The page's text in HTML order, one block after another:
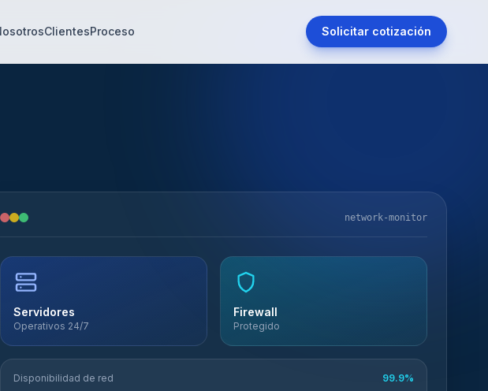
ClientesProceso Solicitar cotización
network-monitor
Servidores
Operativos 24/7
Firewall
Protegido
Disponibilidad de red 99.9%